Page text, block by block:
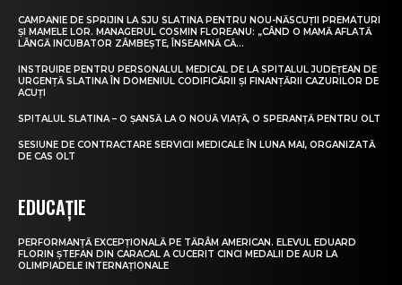
CAMPANIE DE SPRIJIN LA SJU SLATINA PENTRU NOU-NĂSCUȚII PREMATURI
ȘI MAMELE LOR. MANAGERUL COSMIN FLOREANU: „CÂND O MAMĂ AFLATĂ
LÂNGĂ INCUBATOR ZÂMBEȘTE, ÎNSEAMNĂ CĂ...
INSTRUIRE PENTRU PERSONALUL MEDICAL DE LA SPITALUL JUDEȚEAN DE
URGENȚĂ SLATINA ÎN DOMENIUL CODIFICĂRII ȘI FINANȚĂRII CAZURILOR DE
ACUȚI
SPITALUL SLATINA – O ȘANSĂ LA O NOUĂ VIAȚĂ, O SPERANȚĂ PENTRU OLT
SESIUNE DE CONTRACTARE SERVICII MEDICALE ÎN LUNA MAI, ORGANIZATĂ
DE CAS OLT
EDUCAȚIE
PERFORMANȚĂ EXCEPȚIONALĂ PE TĂRÂM AMERICAN. ELEVUL EDUARD
FLORIN ȘTEFAN DIN CARACAL A CUCERIT CINCI MEDALII DE AUR LA
OLIMPIADELE INTERNAȚIONALE